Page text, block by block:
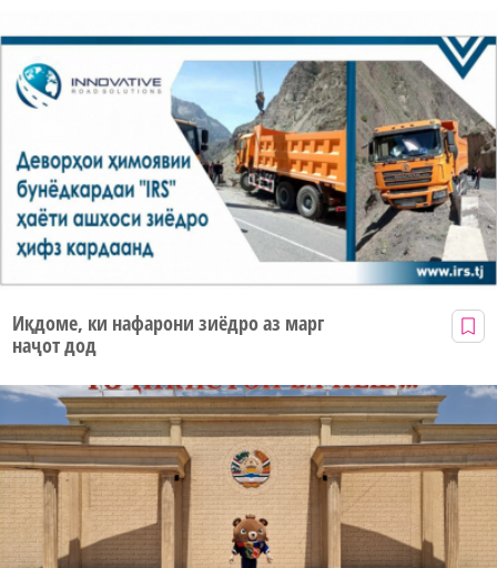
Иқдоме, ки нафарони зиёдро аз марг
наҷот дод